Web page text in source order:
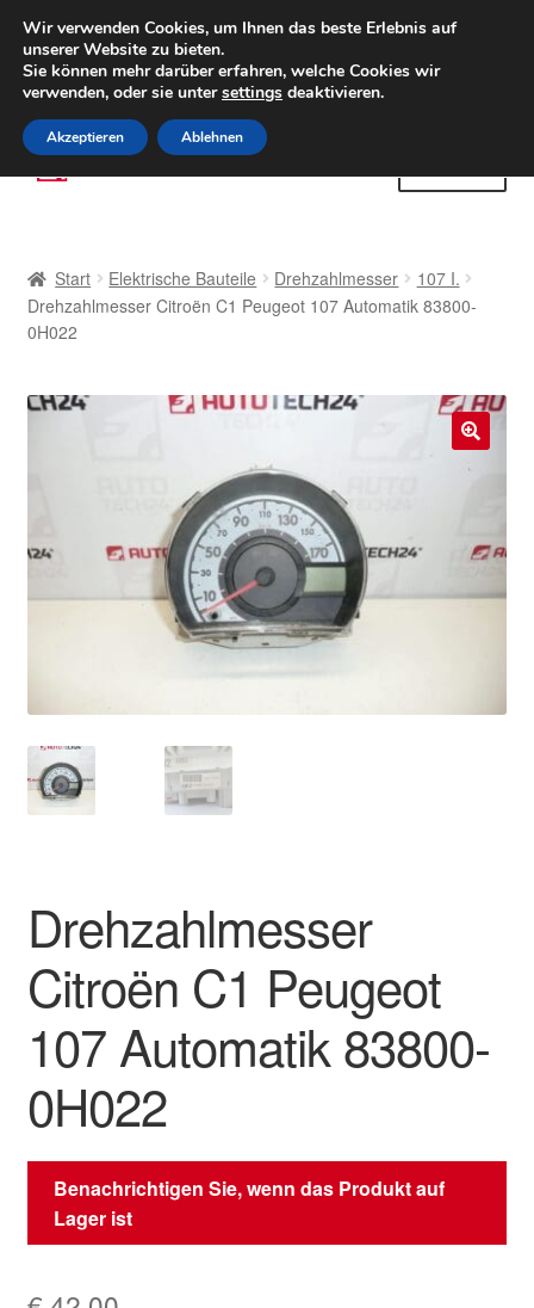
LIEFERUNG ab 6 EUR
Weltweiter Versand
(800) 500 564Mo-Fr 9-16 Uhr
Zur
Navigation
Zum
Inhalt
AGB
Beschwerdeordnung
Datenschutz-Bestimmungen
Impressum
Lieferung
Mein Konto
Warenkorb
Weltweiter Versand
Zahlungen
Start Elektrische Bauteile Drehzahlmesser
107 I.
Drehzahlmesser Citroën C1 Peugeot 107 Automatik 83800-
0H022
🔍
Drehzahlmesser
Citroën C1 Peugeot
107 Automatik 83800-
0H022
Benachrichtigen Sie, wenn das Produkt auf
Lager ist
Wir verwenden Cookies, um Ihnen das beste Erlebnis auf
unserer Website zu bieten.
Sie können mehr darüber erfahren, welche Cookies wir
verwenden, oder sie untersettings deaktivieren.
Akzeptieren Ablehnen